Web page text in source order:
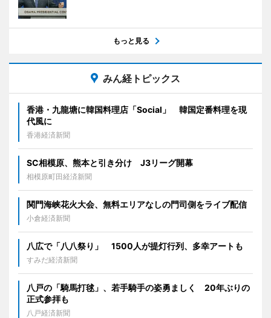
もっと見る
みん経トピックス
香港・九龍塘に韓国料理店「Social」 韓国定番料理を現
代風に
香港経済新聞
SC相模原、熊本と引き分け J3リーグ開幕
相模原町田経済新聞
関門海峡花火大会、無料エリアなしの門司側をライブ配信
小倉経済新聞
八広で「八八祭り」 1500人が提灯行列、多幸アートも
すみだ経済新聞
八戸の「騎馬打毬」、若手騎手の姿勇ましく 20年ぶりの
正式参拝も
八戸経済新聞